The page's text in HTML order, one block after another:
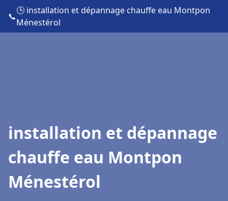
📞
🕒 installation et dépannage chauffe eau Montpon
Ménestérol
installation et dépannage
chauffe eau Montpon
Ménestérol